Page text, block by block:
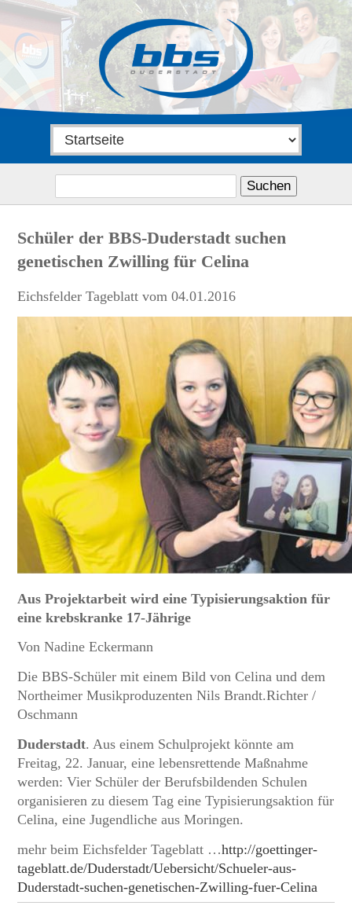
Suchen
Schüler der BBS-Duderstadt suchen
genetischen Zwilling für Celina
Eichsfelder Tageblatt vom 04.01.2016
Aus Projektarbeit wird eine Typisierungsaktion für
eine krebskranke 17-Jährige
Von Nadine Eckermann
Die BBS-Schüler mit einem Bild von Celina und dem
Northeimer Musikproduzenten Nils Brandt.Richter /
Oschmann
Duderstadt. Aus einem Schulprojekt könnte am
Freitag, 22. Januar, eine lebensrettende Maßnahme
werden: Vier Schüler der Berufsbildenden Schulen
organisieren zu diesem Tag eine Typisierungsaktion für
Celina, eine Jugendliche aus Moringen.
mehr beim Eichsfelder Tageblatt …http://goettinger-
tageblatt.de/Duderstadt/Uebersicht/Schueler-aus-
Duderstadt-suchen-genetischen-Zwilling-fuer-Celina